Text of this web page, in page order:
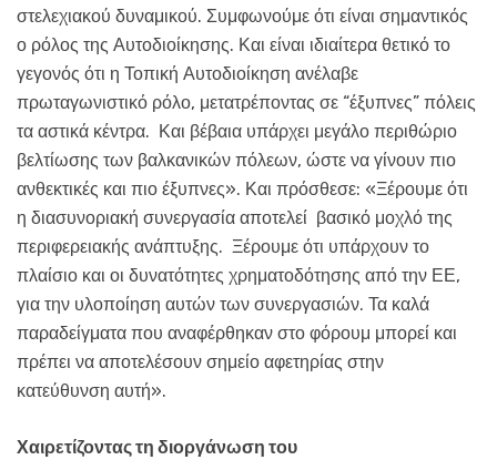
στελεχιακού δυναμικού. Συμφωνούμε ότι είναι σημαντικός
ο ρόλος της Αυτοδιοίκησης. Και είναι ιδιαίτερα θετικό το
γεγονός ότι η Τοπική Αυτοδιοίκηση ανέλαβε
πρωταγωνιστικό ρόλο, μετατρέποντας σε “έξυπνες” πόλεις
τα αστικά κέντρα. Και βέβαια υπάρχει μεγάλο περιθώριο
βελτίωσης των βαλκανικών πόλεων, ώστε να γίνουν πιο
ανθεκτικές και πιο έξυπνες». Και πρόσθεσε: «Ξέρουμε ότι
η διασυνοριακή συνεργασία αποτελεί βασικό μοχλό της
περιφερειακής ανάπτυξης. Ξέρουμε ότι υπάρχουν το
πλαίσιο και οι δυνατότητες χρηματοδότησης από την ΕΕ,
για την υλοποίηση αυτών των συνεργασιών. Τα καλά
παραδείγματα που αναφέρθηκαν στο φόρουμ μπορεί και
πρέπει να αποτελέσουν σημείο αφετηρίας στην
κατεύθυνση αυτή».
Χαιρετίζοντας τη διοργάνωση του